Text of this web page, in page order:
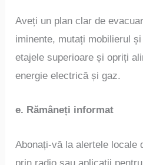
Aveți un plan clar de
iminente, mutați mobilierul
etajele superioare și opriți
energie electrică și gaz.
e. Rămâneți informat
Abonați-vă la alertele locale
prin radio sau aplicații